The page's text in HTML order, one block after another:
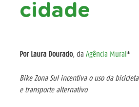
cidade
Por Laura Dourado, da Agência Mural*
Bike Zona Sul incentiva o uso da
e transporte alternativo